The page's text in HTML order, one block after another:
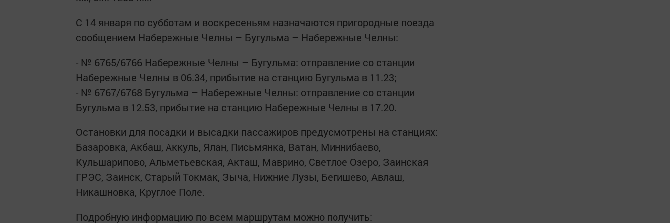
С 14 января по субботам и воскресеньям назначаются пригородные поезда
сообщением Набережные Челны – Бугульма – Набережные Челны:
- № 6765/6766 Набережные Челны – Бугульма: отправление со станции
Набережные Челны в 06.34, прибытие на станцию Бугульма в 11.23;
- № 6767/6768 Бугульма – Набережные Челны: отправление со станции
Бугульма в 12.53, прибытие на станцию Набережные Челны в 17.20.
Остановки для посадки и высадки пассажиров предусмотрены на станциях:
Базаровка, Акбаш, Аккуль, Ялан, Письмянка, Ватан, Миннибаево,
Кульшарипово, Альметьевская, Акташ, Маврино, Светлое Озеро, Заинская
ГРЭС, Заинск, Старый Токмак, Зыча, Нижние Лузы, Бегишево, Авлаш,
Никашновка, Круглое Поле.
Подробную информацию по всем маршрутам можно получить: